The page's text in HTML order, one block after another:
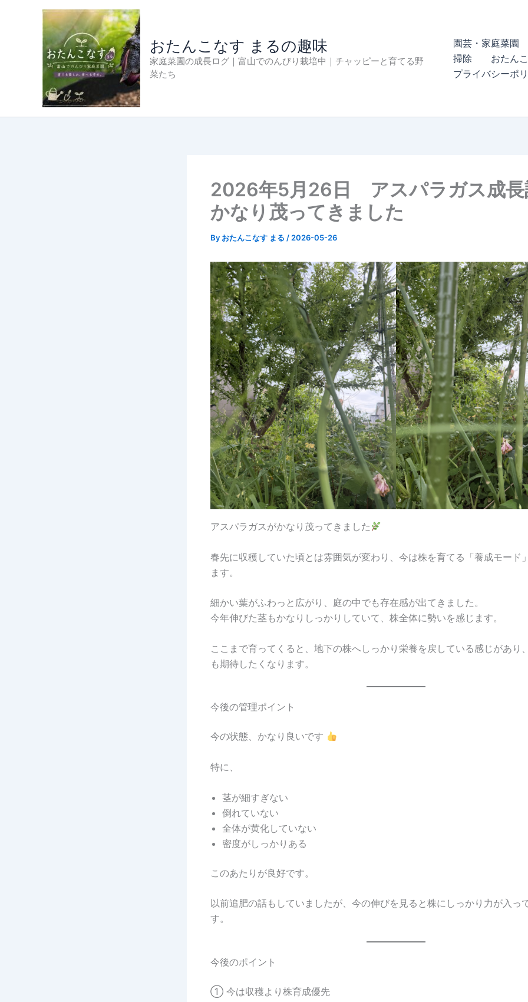
おたんこなす まるの趣味
家庭菜園の成長ログ｜富山でのんびり栽培中｜チャッピーと育てる野
菜たち
園芸・家庭菜
掃除
おたん
プライバシーポ
2026年5月26日 アスパラガス成
かなり茂ってきました
By おたんこなす まる / 2026-05-26
アスパラガスがかなり茂ってきました
春先に収穫していた頃とは雰囲気が変わり、今は株を育てる「養成モード
ます。
細かい葉がふわっと広がり、庭の中でも存在感が出てきました。
今年伸びた茎もかなりしっかりしていて、株全体に勢いを感じます。
ここまで育ってくると、地下の株へしっかり栄養を戻している感じがあり
も期待したくなります。
今後の管理ポイント
今の状態、かなり良いです
特に、
茎が細すぎない
倒れていない
全体が黄化していない
密度がしっかりある
このあたりが良好です。
以前追肥の話もしていましたが、今の伸びを見ると株にしっかり力が入っ
す。
今後のポイント
① 今は収穫より株育成優先